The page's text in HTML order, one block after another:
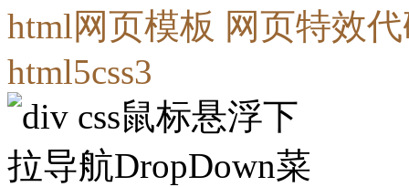
html网页模板 网页特效
html5css3